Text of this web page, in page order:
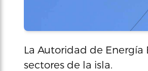
La Autoridad de Energía
sectores de la isla.